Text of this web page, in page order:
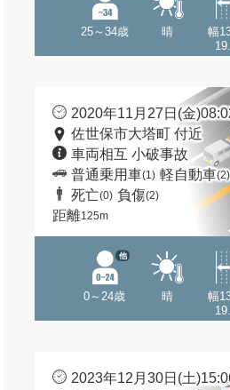
25～34歳 晴
幅
2020年11月27日(金
佐世保市大塔町 付近
車両相互 小破事故
普通乗用車(1) 軽自動車(2)
死亡(0) 負傷(2)
距離125m
0～24歳
他
晴
幅
2023年12月30日(土